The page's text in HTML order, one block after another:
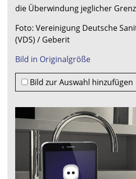
die Überwindung jeglicher
Foto: Vereinigung Deutsche
(VDS) / Geberit
Bild in Originalgröße
Bild zur Auswahl hinzufügen